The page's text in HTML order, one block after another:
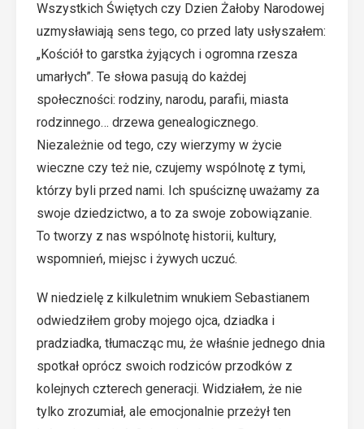
Wszystkich Świętych czy Dzien Żałoby Narodowej
uzmysławiają sens tego, co przed laty usłyszałem:
„Kościół to garstka żyjących i ogromna rzesza
umarłych”. Te słowa pasują do każdej
społeczności: rodziny, narodu, parafii, miasta
rodzinnego… drzewa genealogicznego.
Niezależnie od tego, czy wierzymy w życie
wieczne czy też nie, czujemy wspólnotę z tymi,
którzy byli przed nami. Ich spuściznę uważamy za
swoje dziedzictwo, a to za swoje zobowiązanie.
To tworzy z nas wspólnotę historii, kultury,
wspomnień, miejsc i żywych uczuć.
W niedzielę z kilkuletnim wnukiem Sebastianem
odwiedziłem groby mojego ojca, dziadka i
pradziadka, tłumacząc mu, że właśnie jednego dnia
spotkał oprócz swoich rodziców przodków z
kolejnych czterech generacji. Widziałem, że nie
tylko zrozumiał, ale emocjonalnie przeżył ten